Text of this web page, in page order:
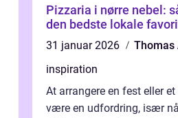
Pizzaria i nørre nebel:
den bedste lokale
31 januar 2026
Thomas
inspiration
At arrangere en fest eller
være en udfordring, især